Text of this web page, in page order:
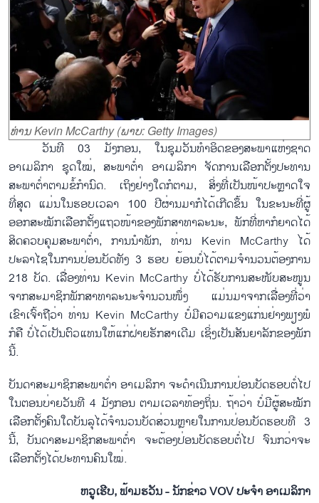
ທ່ານ Kevin McCarthy (ພາບ: Getty Images)
ວັນທີ 03 ມັງກອນ, ໃນຊຸມວັນທຳອິດຂອງສະພາແຫ່ງຊາດ
ອາເມລິກາ ຊຸດໃໝ່, ສະພາຕ່ຳ ອາເມລິກາ ຈັດການເລືອກຕັ້ງປະທານ
ສະພາຕ່ຳຕາມຂໍ້ກຳນົດ. ເຖິງຢ່າງໃດກໍຕາມ, ສິ່ງທີ່ເປັນໜ້າປະຫຼາດໃຈ
ທີ່ສຸດ ແມ່ນໃນຮອບເວລາ 100 ປີຜ່ານມາກໍໄດ້ເກີດຂຶ້ນ ໃນຂະນະທີ່ຜູ້
ອອກສະໝັກເລືອກຕັ້ງແຖວໜ້າຂອງພັກສາທາລະນະ, ພັກທີ່ຫາກໍຍາດໄດ້
ສິດຄວບຄຸມສະພາຕ່ຳ, ການນຳພັກ, ທ່ານ Kevin McCarthy ໄດ້
ປະລາໄຊໃນການປ່ອນບັດທັງ 3 ຮອບ ຍ້ອນບໍ່ໄດ້ຕາມຈຳນວນຕ້ອງການ
218 ບັດ. ເລື່ອງທ່ານ Kevin McCarthy ບໍ່ໄດ້ຮັບການສະໜັບສະໜູນ
ຈາກສະມາຊິກພັກສາທາລະນະຈຳນວນໜຶ່ງ ແມ່ນມາຈາກເລື່ອງທີ່ວ່າ
ເຂົາເຈົ້າຖືວ່າ ທ່ານ Kevin McCarthy ບໍ່ມີຄວາມແຂງແກ່ນຢ່າງພຽງພໍ
ກໍຄື ບໍ່ໄດ້ເປັນຕົວແທນໃຫ້ແກ່ຝ່າຍຮັກສາເດີມ ເຊິ່ງເປັນສັນຍາລັກຂອງພັກ
ນີ້.
ບັນດາສະມາຊິກສະພາຕ່ຳ ອາເມລິກາ ຈະດຳເນີນການປ່ອນບັດຮອບຕໍ່ໄປ
ໃນຕອນບ່າຍວັນທີ 4 ມັງກອນ ຕາມເວລາທ້ອງຖິ່ນ. ຖ້າວ່າ ບໍ່ມີຜູ້ສະໝັກ
ເລືອກຕັ້ງຄົນໃດບັນລຸໄດ້ຈຳນວນບັດສ່ວນຫຼາຍໃນການປ່ອນບັດຮອບທີ 3
ນີ້, ບັນດາສະມາຊິກສະພາຕ່ຳ ຈະຕ້ອງປ່ອນບັດຮອບຕໍ່ໄປ ຈົນກວ່າຈະ
ເລືອກຕັ້ງໄດ້ປະທານຄົນໃໝ່.
ຫວູເຮີບ, ຟ້າມຮວັນ - ນັກຂ່າວ VOV ປະຈຳ ອາເມລິກາ